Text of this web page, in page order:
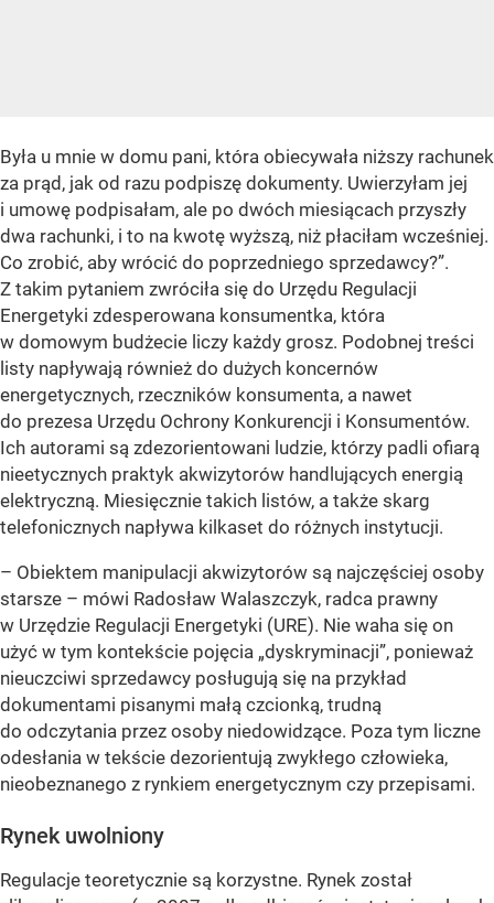
Była u mnie w domu pani, która obiecywała niższy rachunek
za prąd, jak od razu podpiszę dokumenty. Uwierzyłam jej
i umowę podpisałam, ale po dwóch miesiącach przyszły
dwa rachunki, i to na kwotę wyższą, niż płaciłam wcześniej.
Co zrobić, aby wrócić do poprzedniego sprzedawcy?”.
Z takim pytaniem zwróciła się do Urzędu Regulacji
Energetyki zdesperowana konsumentka, która
w domowym budżecie liczy każdy grosz. Podobnej treści
listy napływają również do dużych koncernów
energetycznych, rzeczników konsumenta, a nawet
do prezesa Urzędu Ochrony Konkurencji i Konsumentów.
Ich autorami są zdezorientowani ludzie, którzy padli ofiarą
nieetycznych praktyk akwizytorów handlujących energią
elektryczną. Miesięcznie takich listów, a także skarg
telefonicznych napływa kilkaset do różnych instytucji.
– Obiektem manipulacji akwizytorów są najczęściej osoby
starsze – mówi Radosław Walaszczyk, radca prawny
w Urzędzie Regulacji Energetyki (URE). Nie waha się on
użyć w tym kontekście pojęcia „dyskryminacji”, ponieważ
nieuczciwi sprzedawcy posługują się na przykład
dokumentami pisanymi małą czcionką, trudną
do odczytania przez osoby niedowidzące. Poza tym liczne
odesłania w tekście dezorientują zwykłego człowieka,
nieobeznanego z rynkiem energetycznym czy przepisami.
Rynek uwolniony
Regulacje teoretycznie są korzystne. Rynek został